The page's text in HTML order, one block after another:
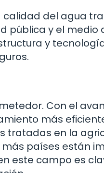
calidad del agua
pública y el medio
y
Con el
más
tratadas en la
más países están
este campo es